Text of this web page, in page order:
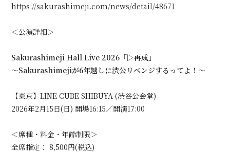
https://sakurashimeji.com/news/detail/48671
＜公演詳細＞
Sakurashimeji Hall Live 2026「▷再成」
〜Sakurashimejiが6年越しに渋公リベンジするってよ！〜
【東京】LINE CUBE SHIBUYA (渋谷公会堂)
2026年2月15日(日) 開場16:15／開演17:00
＜席種・料金・年齢制限＞
全席指定： 8,500円(税込)